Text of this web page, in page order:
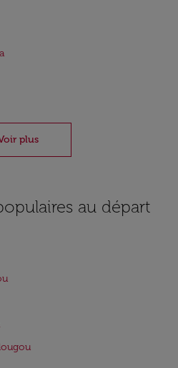
plus
au départ